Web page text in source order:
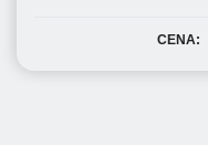
CENA: